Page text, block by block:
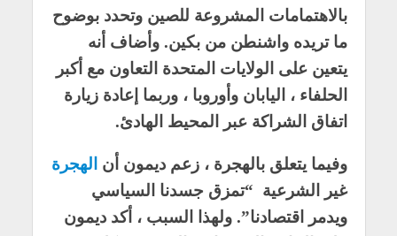
بالاهتمامات المشروعة للصين وتحدد بوضوح
ما تريده واشنطن من بكين. وأضاف أنه
يتعين على الولايات المتحدة التعاون مع أكبر
الحلفاء ، اليابان وأوروبا ، وربما إعادة زيارة
اتفاق الشراكة عبر المحيط الهادئ.
وفيما يتعلق بالهجرة ، زعم ديمون أن الهجرة
غير الشرعية “تمزق جسدنا السياسي
ويدمر اقتصادنا”. ولهذا السبب ، أكد ديمون